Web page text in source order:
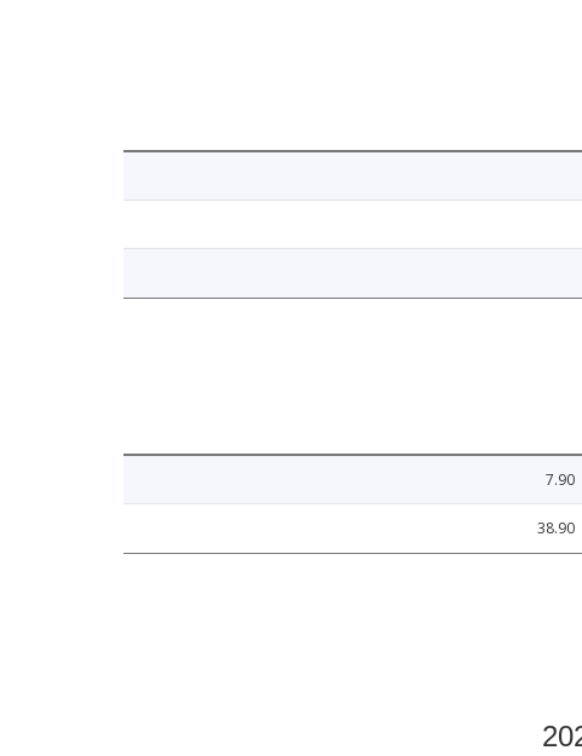
7.90
38.90